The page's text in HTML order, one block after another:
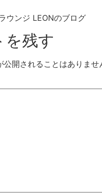
ウンジ LEONのブログ
を残す
公開されることはありませ